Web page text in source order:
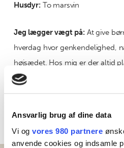
Ansvarlig brug af dine data
Vi og vores 980 partnere
anvende cookies og indsamle
Husdyr: To marsvin
Jeg lægger vægt på: At give
hverdag hvor genkendelighed,
højsædet. Hos mig er der altid
kildetur. Vi har tid til alt;
værdsætter et tæt og tillidsfuldt